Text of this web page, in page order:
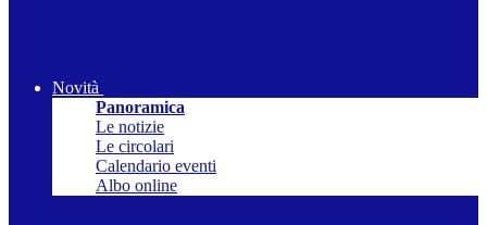
Novità
Panoramica
Le notizie
Le circolari
Calendario eventi
Albo online